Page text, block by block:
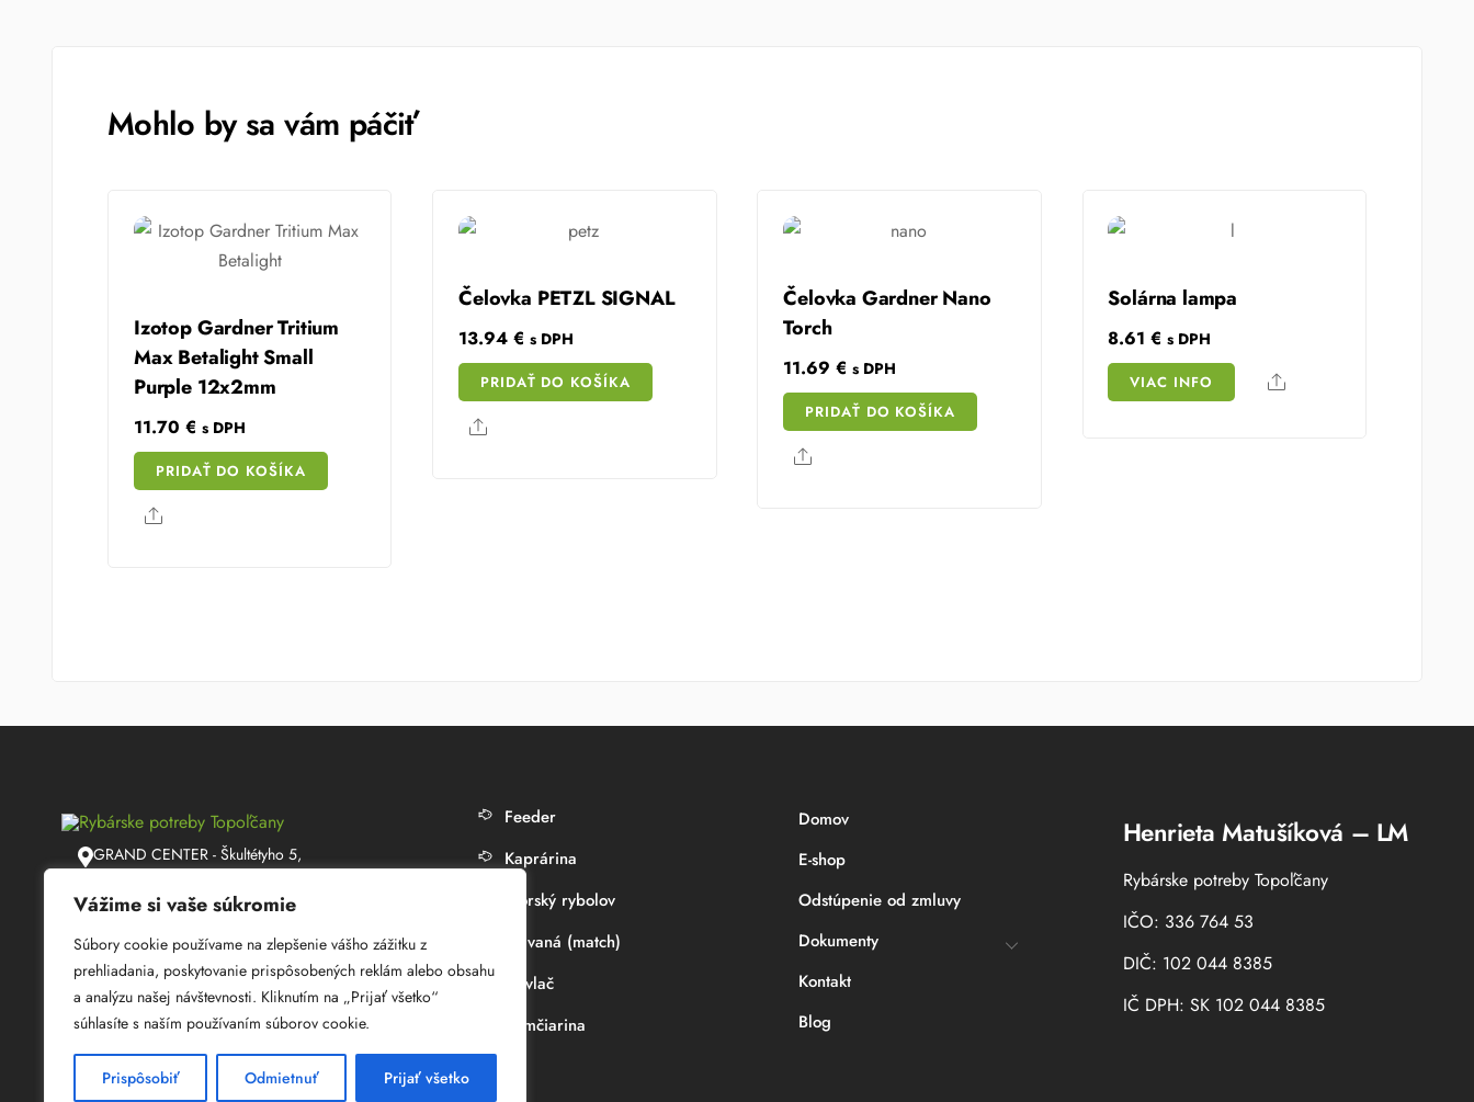
Vážime si vaše súkromie
Súbory cookie používame na zlepšenie vášho zážitku z
prehliadania, poskytovanie prispôsobených reklám alebo obsahu
a analýzu našej návštevnosti. Kliknutím na „Prijať všetko“
súhlasíte s naším používaním súborov cookie.
Prispôsobiť Odmietnuť Prijať všetko
Mohlo by sa vám páčiť
Izotop Gardner Tritium
Max Betalight Small
Purple 12x2mm
11.70 € s DPH
PRIDAŤ DO KOŠÍKA
Share
Čelovka PETZL SIGNAL
13.94€ s DPH
PRIDAŤ DO KOŠÍKA
Share
Čelovka Gardner Nano
Torch
11.69€ s DPH
PRIDAŤ DO KOŠÍKA
Share
Solárna lampa
8.61€ s DPH
VIAC INFO Share
GRAND CENTER - Škultétyho 5,
+421 915 050 060
08:30 - 17:00
Feeder
Kaprárina
Morský rybolov
Plávaná (match)
Prívlač
Sumčiarina
Domov
E-shop
Odstúpenie od zmluvy
Dokumenty
Kontakt
Blog
Henrieta Matušíková – LM
Rybárske potreby Topoľčany
IČO: 336 764 53
DIČ: 102 044 8385
IČ DPH: SK 102 044 8385